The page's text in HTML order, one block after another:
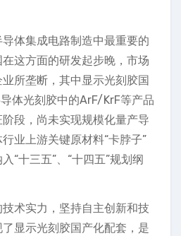
体集成电路制造中最重要的
这方面的研发起步晚，市场
所垄断，其中显示光刻胶国
体光刻胶中的ArF/KrF等产品
段，尚未实现规模化量产导
业上游关键原材料“卡脖子”
“十三五”、“十四五”规划纲
术实力，坚持自主创新和技
显示光刻胶国产化配套，是